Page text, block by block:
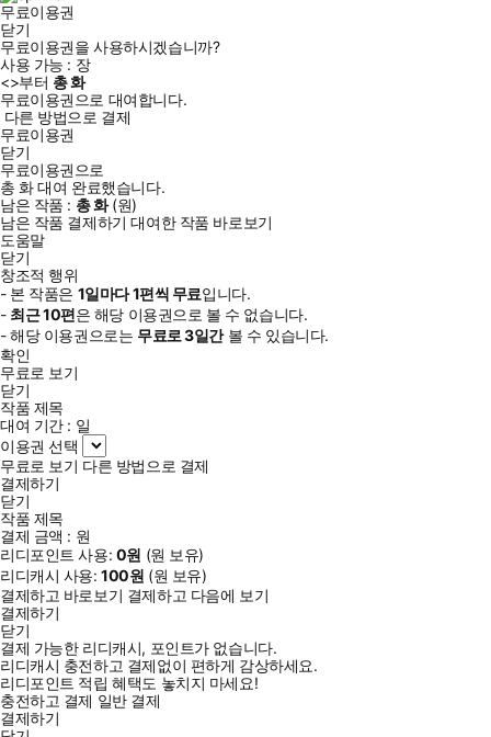
무료이용권
닫기
무료이용권을 사용하시겠습니까?
사용 가능 : 장
<>부터 총화
무료이용권으로 대여합니다.
다른 방법으로 결제
무료이용권
닫기
무료이용권으로
총 화대여 완료했습니다.
남은 작품 : 총화(원)
남은 작품 결제하기 대여한 작품 바로보기
도움말
닫기
창조적 행위
- 본 작품은 1일마다1편씩 무료입니다.
- 최근10편은 해당 이용권으로 볼 수 없습니다.
- 해당 이용권으로는 무료로3일간볼 수 있습니다.
확인
무료로 보기
닫기
작품 제목
대여 기간 : 일
이용권 선택
무료로 보기 다른 방법으로 결제
결제하기
닫기
작품 제목
결제 금액 : 원
리디포인트 사용: 0원 (원 보유)
리디캐시 사용:100원 (원 보유)
결제하고 바로보기 결제하고 다음에 보기
결제하기
닫기
결제 가능한 리디캐시, 포인트가 없습니다.
리디캐시 충전하고 결제없이 편하게 감상하세요.
리디포인트 적립 혜택도 놓치지 마세요!
충전하고 결제 일반 결제
결제하기